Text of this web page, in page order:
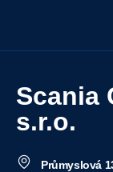
Scania Czech Republic
s.r.o.
Průmyslová